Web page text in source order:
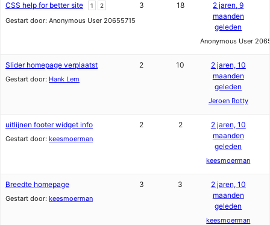
CSS help for better site 1 2
Gestart door: Anonymous User 20655715
3 18
2 jaren, 9
maanden
geleden
Anonymous User
Slider homepage verplaatst
Gestart door: Hank Lem
2 10
2 jaren, 10
maanden
geleden
Jeroen Rotty
uitlijnen footer widget info
Gestart door: keesmoerman
2 2
2 jaren, 10
maanden
geleden
keesmoerman
Breedte homepage
Gestart door: keesmoerman
3 3
2 jaren, 10
maanden
geleden
keesmoerman